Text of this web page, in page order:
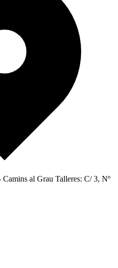
Camins al Grau Talleres: C/ 3, Nº